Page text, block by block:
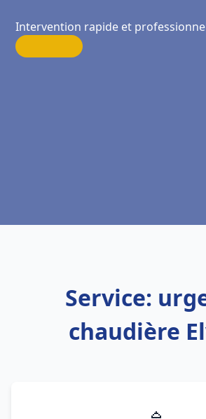
Intervention rapide et
Service:
chaudière